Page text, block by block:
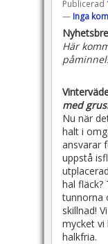
Publicerad
— Inga
Här
med
Nu när
halt i
ansvarar
uppstå
hal fläck?
tunnorna
skillnad!
mycket vi
halkfria.